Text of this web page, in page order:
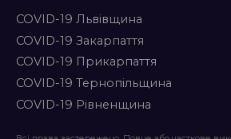
COVID-19 Львівщина
COVID-19 Закарпаття
COVID-19 Прикарпаття
COVID-19 Тернопільщина
COVID-19 Рівненщина